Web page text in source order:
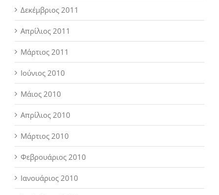
Δεκέμβριος 2011
Απρίλιος 2011
Μάρτιος 2011
Ιούνιος 2010
Μάιος 2010
Απρίλιος 2010
Μάρτιος 2010
Φεβρουάριος 2010
Ιανουάριος 2010